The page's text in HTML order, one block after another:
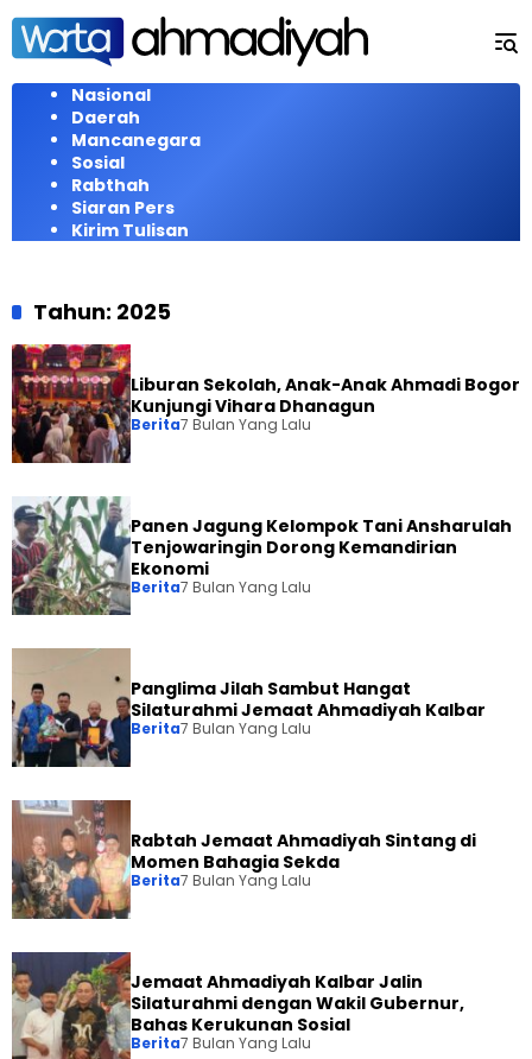
Langsung
konten
Nasional
Daerah
Mancanegara
Sosial
Rabthah
Siaran Pers
Kirim Tulisan
Tahun: 2025
Liburan Sekolah, Anak-Anak Ahmadi Bogor
Kunjungi Vihara Dhanagun
Berita7 Bulan Yang Lalu
Panen Jagung Kelompok Tani Ansharulah
Tenjowaringin Dorong Kemandirian
Ekonomi
Berita7 Bulan Yang Lalu
Panglima Jilah Sambut Hangat
Silaturahmi Jemaat Ahmadiyah Kalbar
Berita7 Bulan Yang Lalu
Rabtah Jemaat Ahmadiyah Sintang di
Momen Bahagia Sekda
Berita7 Bulan Yang Lalu
Jemaat Ahmadiyah Kalbar Jalin
Silaturahmi dengan Wakil Gubernur,
Bahas Kerukunan Sosial
Berita7 Bulan Yang Lalu